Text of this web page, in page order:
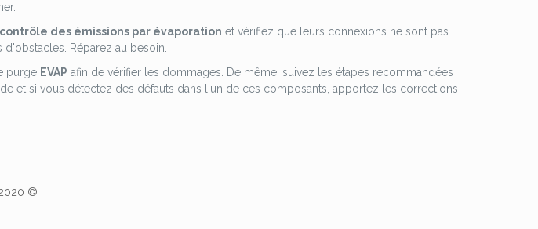
des émissions par évaporation et vérifiez que leurs connexions ne sont pas
Réparez au besoin.
purge EVAP afin de vérifier les dommages. De même, suivez les étapes recommandées
et si vous détectez des défauts dans l'un de ces composants, apportez les corrections
©